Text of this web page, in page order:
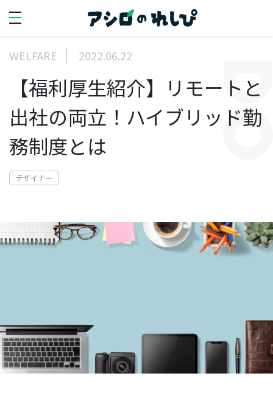
SEARCH
search
PERSON
人を知る
代
ン
ビ
ー
イ
ン
タ
ビ
WELFARE 2022.06.22
【福利厚生紹介】リモートと
出社の両立！ハイブリッド勤
務制度とは
デザイナー